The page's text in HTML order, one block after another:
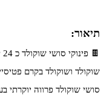
תיאור:
סושי שוקולד פרווה יוקרתי